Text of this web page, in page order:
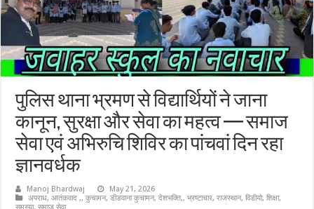
पुलिस थाना भ्रमण से विद्यार्थियों ने जाना
कानून, सुरक्षा और सेवा का महत्व — समाज
सेवा एवं अभिरुचि शिविर का पांचवां दिन रहा
ज्ञानवर्धक
Manoj Bhardwaj
May 21, 2026
अपराध,आतंकवाद ,,कुचामन,डीडवाना कुचामन,देशभक्ति,,भ्रष्टाचार,राजस्थान,विडीयो,शिक्षा,
समस्या,समाज सेवा